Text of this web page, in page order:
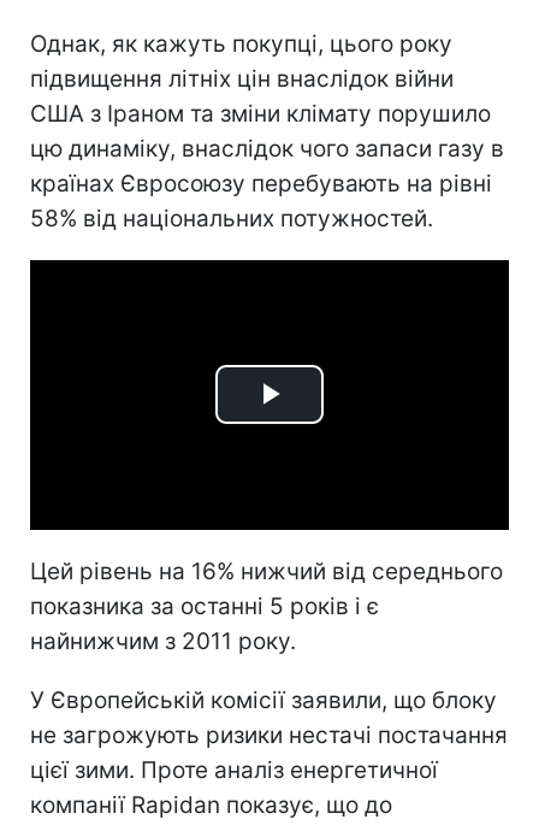
Однак, як кажуть покупці, цього року
підвищення літніх цін внаслідок війни
США з Іраном та зміни клімату порушило
цю динаміку, внаслідок чого запаси газу в
країнах Євросоюзу перебувають на рівні
58% від національних потужностей.
Play
Цей рівень на 16% нижчий від середнього
показника за останні 5 років і є
найнижчим з 2011 року.
У Європейській комісії заявили, що блоку
не загрожують ризики нестачі постачання
цієї зими. Проте аналіз енергетичної
компанії Rapidan показує, що до